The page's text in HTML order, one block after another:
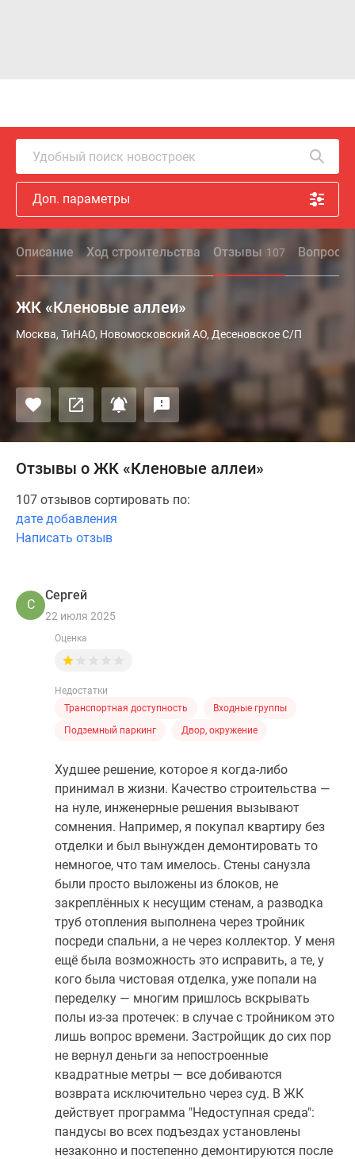
Удобный поиск новостроек
Доп. параметры
Описание Ход строительства Отзывы 107 Вопрос -
ЖК «Кленовые аллеи»
Москва, ТиНАО, Новомосковский АО, Десеновское С/П
Отзывы о ЖК «Кленовые аллеи»
107 отзывов сортировать по:
дате добавления
Написать отзыв
С
Сергей
22 июля 2025
Оценка
Недостатки
Транспортная доступность
Входные группы
Подземный паркинг
Двор, окружение
Худшее решение, которое я когда-либо
принимал в жизни. Качество строительства —
на нуле, инженерные решения вызывают
сомнения. Например, я покупал квартиру без
отделки и был вынужден демонтировать то
немногое, что там имелось. Стены санузла
были просто выложены из блоков, не
закреплённых к несущим стенам, а разводка
труб отопления выполнена через тройник
посреди спальни, а не через коллектор. У меня
ещё была возможность это исправить, а те, у
кого была чистовая отделка, уже попали на
переделку — многим пришлось вскрывать
полы из-за протечек: в случае с тройником это
лишь вопрос времени. Застройщик до сих пор
не вернул деньги за непостроенные
квадратные метры — все добиваются
возврата исключительно через суд. В ЖК
действует программа "Недоступная среда":
пандусы во всех подъездах установлены
незаконно и постепенно демонтируются после